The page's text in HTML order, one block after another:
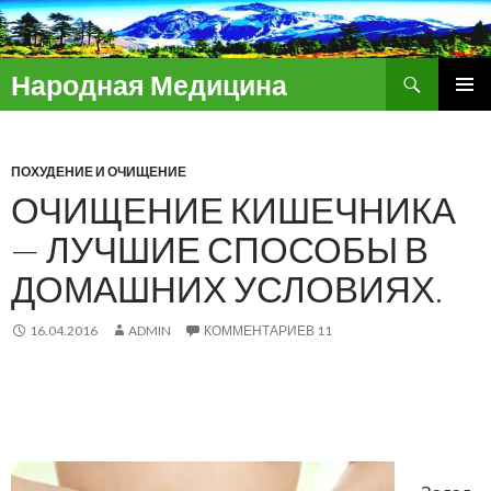
Народная Медицина
ПЕРЕЙТИ
ПОХУДЕНИЕ И ОЧИЩЕНИЕ
ОЧИЩЕНИЕ КИШЕЧНИКА
— ЛУЧШИЕ СПОСОБЫ В
ДОМАШНИХ УСЛОВИЯХ.
16.04.2016 ADMIN КОММЕНТАРИЕВ 11